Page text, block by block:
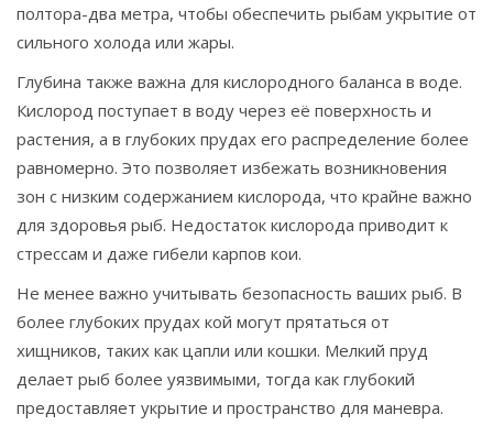
полтора-два метра, чтобы обеспечить рыбам укрытие от
сильного холода или жары.
Глубина также важна для кислородного баланса в воде.
Кислород поступает в воду через её поверхность и
растения, а в глубоких прудах его распределение более
равномерно. Это позволяет избежать возникновения
зон с низким содержанием кислорода, что крайне важно
для здоровья рыб. Недостаток кислорода приводит к
стрессам и даже гибели карпов кои.
Не менее важно учитывать безопасность ваших рыб. В
более глубоких прудах кой могут прятаться от
хищников, таких как цапли или кошки. Мелкий пруд
делает рыб более уязвимыми, тогда как глубокий
предоставляет укрытие и пространство для маневра.